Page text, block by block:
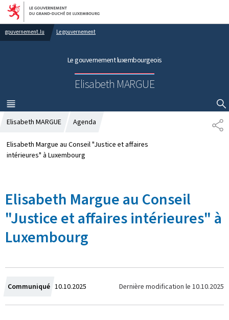
Aller au menu principal
Aller au contenu
gouvernement.lu Le gouvernement
Le gouvernement luxembourgeois
Elisabeth MARGUE
MENU
PRINCIPAL
AFFICHER / MASQUER LA RECHERCHE
P
A
Elisabeth MARGUE Agenda
Elisabeth Margue au Conseil "Justice et affaires
intérieures" à Luxembourg
Elisabeth Margue au Conseil
"Justice et affaires intérieures" à
Luxembourg
Communiqué C
r
10.10.2025 Dernière modification le 10.10.2025